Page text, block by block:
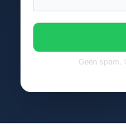
Geen